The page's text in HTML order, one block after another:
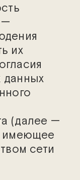
—
их
данных
(далее —
имеющее
сети